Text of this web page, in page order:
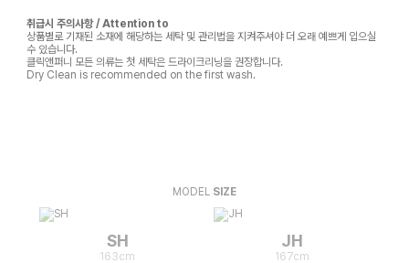
취급시 주의사항 / Attention to
상품별로 기재된 소재에 해당하는 세탁 및 관리법을 지켜주셔야 더 오래 예쁘게 입으실
수 있습니다.
클릭앤퍼니 모든 의류는 첫 세탁은 드라이크리닝을 권장합니다.
Dry Clean is recommended on the first wash.
MODEL SIZE
SH
163cm
JH
167cm